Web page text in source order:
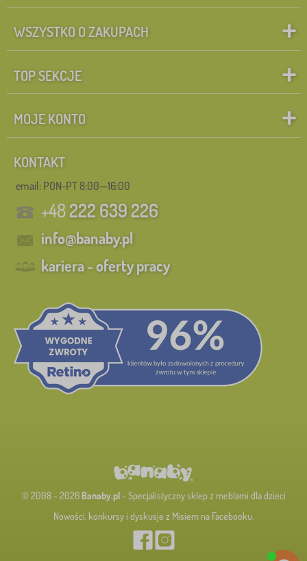
Szukaj w filtrze
WSZYSTKO O ZAKUPACH
TOP SEKCJE
MOJE KONTO
KONTAKT
email: PON-PT 8:00—16:00
+48222 639 226
info@banaby.pl
kariera - oferty pracy
© 2008 - 2026 Banaby.pl- Specjalistyczny sklep z meblami dla dzieci
Nowości, konkursy i dyskusje z Misiem na Facebooku.